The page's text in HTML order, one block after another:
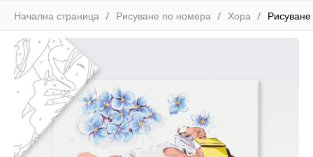
Начална страница Рисуване по номера Хора